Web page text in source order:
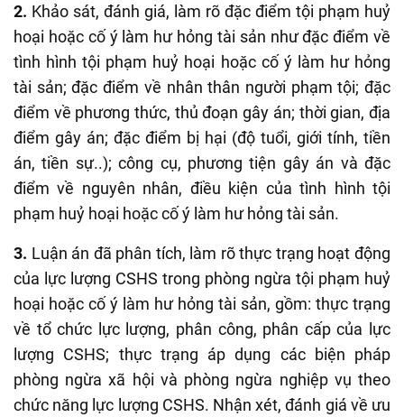
2. Khảo sát, đánh giá, làm rõ đặc điểm tội phạm huỷ
hoại hoặc cố ý làm hư hỏng tài sản như đặc điểm về
tình hình tội phạm huỷ hoại hoặc cố ý làm hư hỏng
tài sản; đặc điểm về nhân thân người phạm tội; đặc
điểm về phương thức, thủ đoạn gây án; thời gian, địa
điểm gây án; đặc điểm bị hại (độ tuổi, giới tính, tiền
án, tiền sự..); công cụ, phương tiện gây án và đặc
điểm về nguyên nhân, điều kiện của tình hình tội
phạm huỷ hoại hoặc cố ý làm hư hỏng tài sản.
3. Luận án đã phân tích, làm rõ thực trạng hoạt động
của lực lượng CSHS trong phòng ngừa tội phạm huỷ
hoại hoặc cố ý làm hư hỏng tài sản, gồm: thực trạng
về tổ chức lực lượng, phân công, phân cấp của lực
lượng CSHS; thực trạng áp dụng các biện pháp
phòng ngừa xã hội và phòng ngừa nghiệp vụ theo
chức năng lực lượng CSHS. Nhận xét, đánh giá về ưu